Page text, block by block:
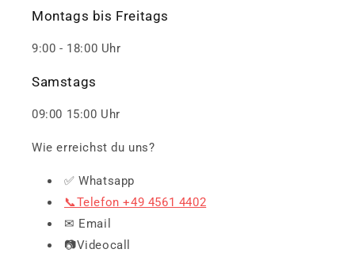
Montags bis Freitags
9:00 - 18:00 Uhr
Samstags
09:00 15:00 Uhr
Wie erreichst du uns?
✅ Whatsapp
📞Telefon +49 4561 4402
✉ Email
📷Videocall